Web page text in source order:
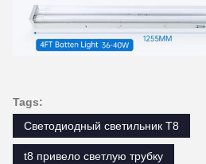
Tags:
Светодиодный светильник T8
t8 привело светлую трубку